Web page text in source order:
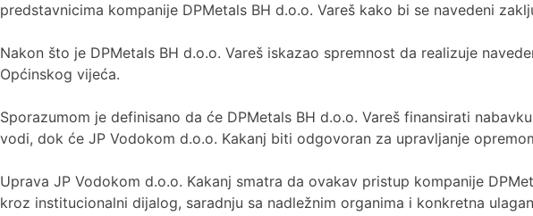
predstavnicima kompanije DPMetals BH d.o.o. Vareš kako bi se navedeni
Nakon što je DPMetals BH d.o.o. Vareš iskazao spremnost da realizuje
Općinskog vijeća.
Sporazumom je definisano da će DPMetals BH d.o.o. Vareš finansirati
vodi, dok će JP Vodokom d.o.o. Kakanj biti odgovoran za upravljanje
Uprava JP Vodokom d.o.o. Kakanj smatra da ovakav pristup kompanije
kroz institucionalni dijalog, saradnju sa nadležnim organima i konkretna